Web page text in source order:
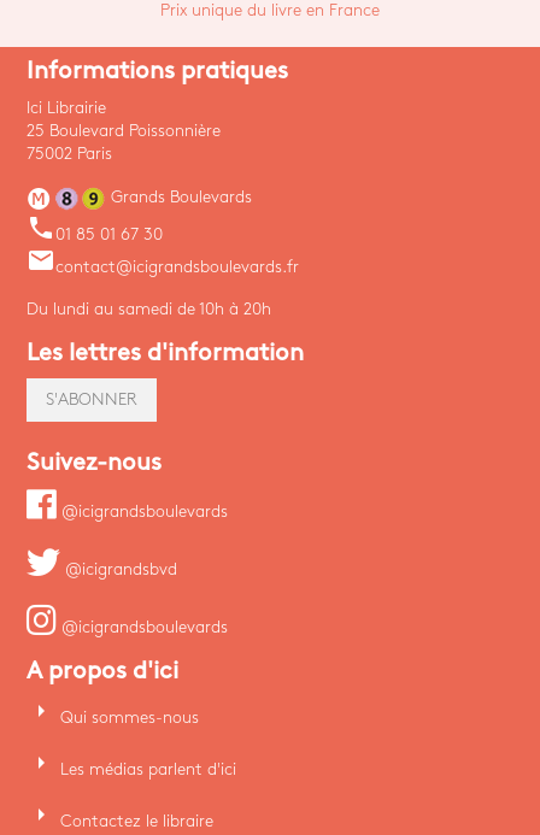
Prix unique du livre en France
Informations pratiques
Ici Librairie
25 Boulevard Poissonnière
75002 Paris
Grands Boulevards
phone 01 85 01 67 30
emailcontact@icigrandsboulevards.fr
Du lundi au samedi de 10h à 20h
Les lettres d'information
S'ABONNER
Suivez-nous
@icigrandsboulevards
@icigrandsbvd
@icigrandsboulevards
A propos d'ici
arrow_right Qui sommes-nous
arrow_right Les médias parlent d'ici
arrow_right Contactez le libraire